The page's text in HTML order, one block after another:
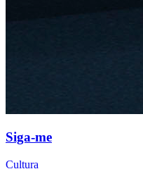
Siga-me
Cultura